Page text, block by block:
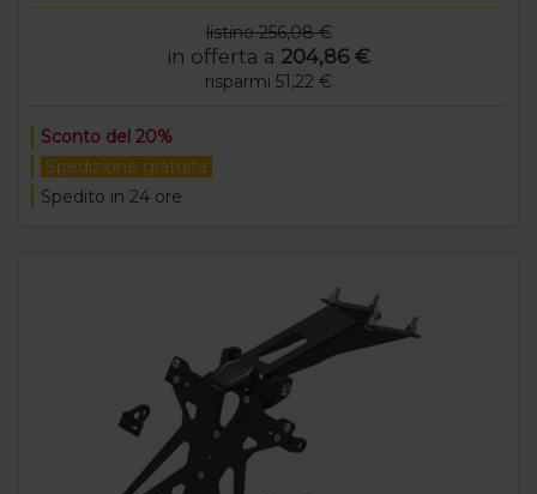
listino 256,08 €
in offerta a 204,86 €
risparmi 51,22 €
Sconto del 20%
Spedizione gratuita
Spedito in 24 ore